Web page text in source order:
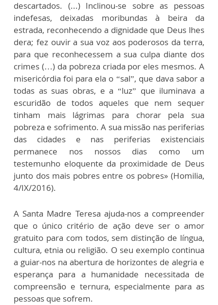
descartados. (...) Inclinou-se sobre as pessoas
indefesas, deixadas moribundas à beira da
estrada, reconhecendo a dignidade que Deus lhes
dera; fez ouvir a sua voz aos poderosos da terra,
para que reconhecessem a sua culpa diante dos
crimes (…) da pobreza criada por eles mesmos. A
misericórdia foi para ela o “sal”, que dava sabor a
todas as suas obras, e a “luz” que iluminava a
escuridão de todos aqueles que nem sequer
tinham mais lágrimas para chorar pela sua
pobreza e sofrimento. A sua missão nas periferias
das cidades e nas periferias existenciais
permanece nos nossos dias como um
testemunho eloquente da proximidade de Deus
junto dos mais pobres entre os pobres» (Homilia,
4/IX/2016).
A Santa Madre Teresa ajuda-nos a compreender
que o único critério de ação deve ser o amor
gratuito para com todos, sem distinção de língua,
cultura, etnia ou religião. O seu exemplo continua
a guiar-nos na abertura de horizontes de alegria e
esperança para a humanidade necessitada de
compreensão e ternura, especialmente para as
pessoas que sofrem.